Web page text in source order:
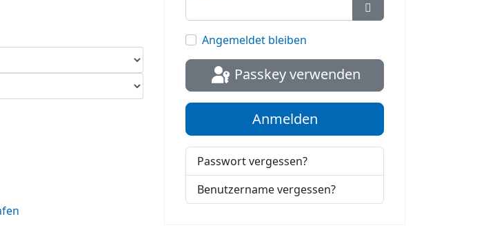
Passwort anzeigen
Angemeldet bleiben
Passkey verwenden
Anmelden
Passwort vergessen?
Benutzername vergessen?